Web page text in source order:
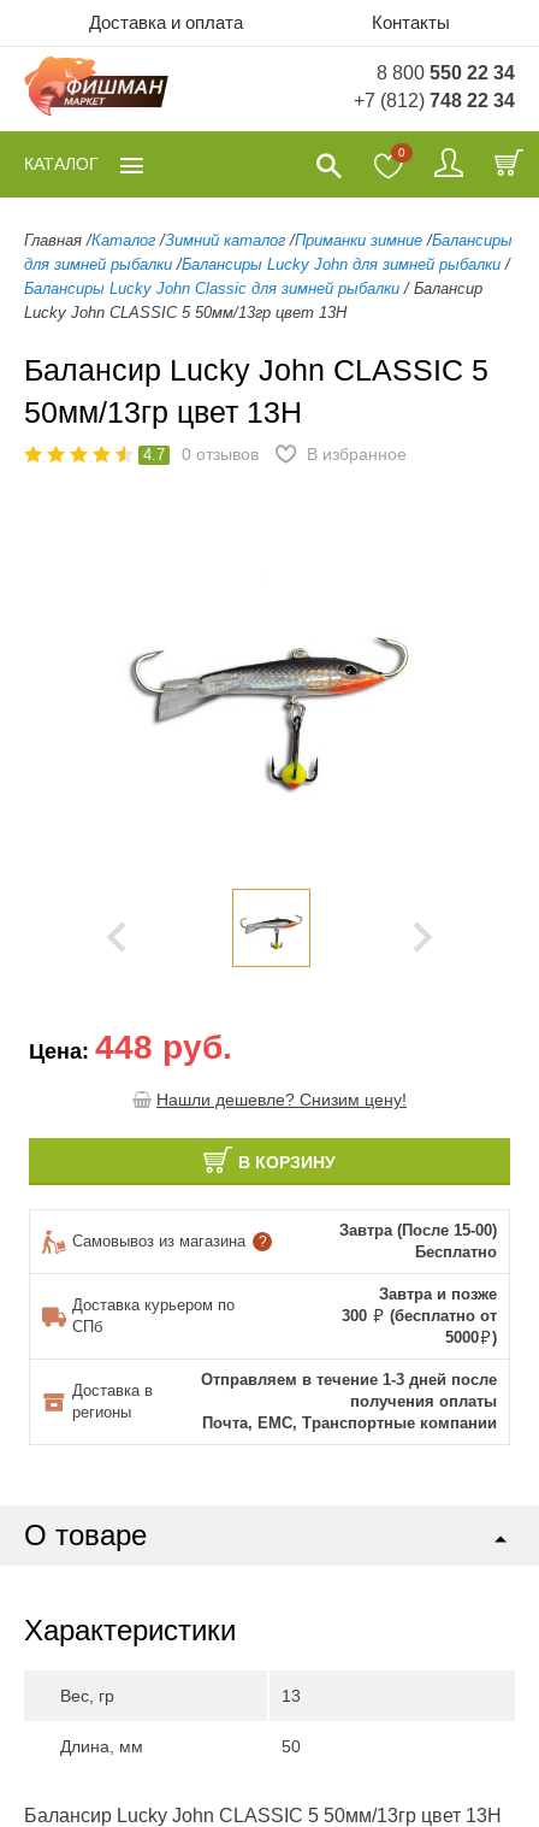
Доставка и оплата Контакты
8 800 550 22 34
+7 (812) 748 22 34
0
КАТАЛОГ
Главная /Каталог /Зимний каталог /Приманки зимние /Балансиры
для зимней рыбалки /Балансиры Lucky John для зимней рыбалки /
Балансиры Lucky John Classic для зимней рыбалки / Балансир
Lucky John CLASSIC 5 50мм/13гр цвет 13H
Балансир Lucky John CLASSIC 5
50мм/13гр цвет 13H
4.7 0 отзывов В избранное
Цена: 448 руб.
Нашли дешевле? Снизим цену!
В КОРЗИНУ
Самовывоз из магазина ?
Завтра (После 15-00)
Бесплатно
Доставка курьером по
СПб
Завтра и позже
300
(бесплатно от
5000
)
Доставка в
регионы
Отправляем в течение 1-3 дней после
получения оплаты
Почта, ЕМС, Транспортные компании
О товаре
Характеристики
Вес, гр 13
Длина, мм 50
Балансир Lucky John CLASSIC 5 50мм/13гр цвет 13H